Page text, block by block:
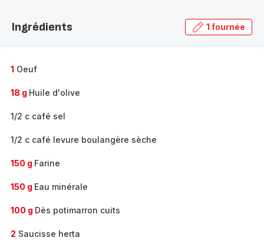
gamme
Ingrédients 1 fournée
1 Oeuf
18 g Huile d'olive
1/2 c café sel
1/2 c café levure boulangère sèche
150 g Farine
150 g Eau minérale
100 g Dès potimarron cuits
2 Saucisse herta